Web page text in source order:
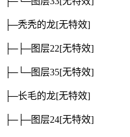
├─秃秃的龙[无特效]
├─├─图层22[无特效]
├─└─图层35[无特效]
├─长毛的龙[无特效]
├─├─图层24[无特效]